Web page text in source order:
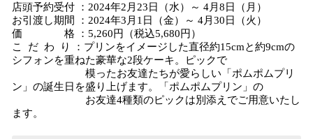
店頭予約受付 ：2024年2月23日（水）～ 4月8日（月）
お引渡し期間 ：2024年3月1日（金）～ 4月30日（火）
価 格 ：5,260円（税込5,680円）
こ だ わ り ：プリンをイメージした直径約15cmと約9cmの
シフォンを重ねた豪華な2段ケーキ。ピックで
模ったお友達たちが愛らしい「ポムポムプリ
ン」の誕生日を盛り上げます。「ポムポムプリン」の
お友達4種類のピックは別添えでご用意いたし
ます。